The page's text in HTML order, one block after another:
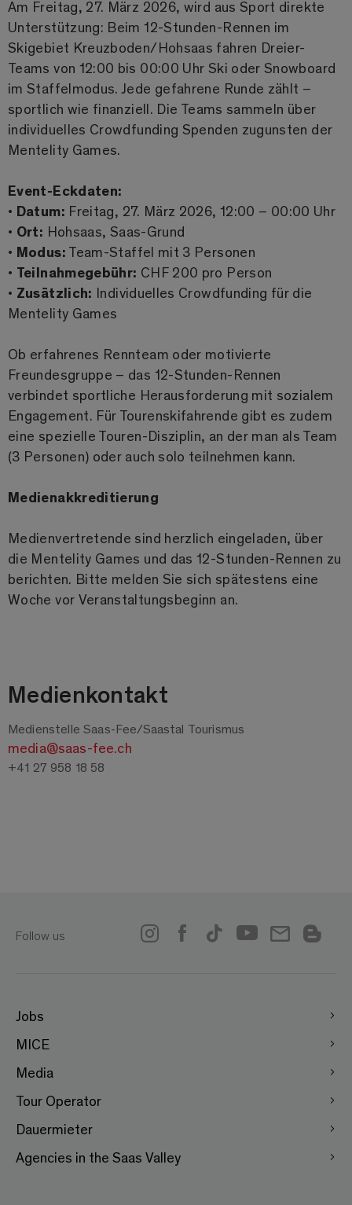
Am Freitag, 27. März 2026, wird aus Sport direkte
Unterstützung: Beim 12-Stunden-Rennen im
Skigebiet Kreuzboden/Hohsaas fahren Dreier-
Teams von 12:00 bis 00:00 Uhr Ski oder Snowboard
im Staffelmodus. Jede gefahrene Runde zählt –
sportlich wie finanziell. Die Teams sammeln über
individuelles Crowdfunding Spenden zugunsten der
Mentelity Games.
Event-Eckdaten:
• Datum: Freitag, 27. März 2026, 12:00 – 00:00 Uhr
• Ort: Hohsaas, Saas-Grund
• Modus: Team-Staffel mit 3 Personen
• Teilnahmegebühr: CHF 200 pro Person
• Zusätzlich: Individuelles Crowdfunding für die
Mentelity Games
Ob erfahrenes Rennteam oder motivierte
Freundesgruppe – das 12-Stunden-Rennen
verbindet sportliche Herausforderung mit sozialem
Engagement. Für Tourenskifahrende gibt es zudem
eine spezielle Touren-Disziplin, an der man als Team
(3 Personen) oder auch solo teilnehmen kann.
Medienakkreditierung
Medienvertretende sind herzlich eingeladen, über
die Mentelity Games und das 12-Stunden-Rennen zu
berichten. Bitte melden Sie sich spätestens eine
Woche vor Veranstaltungsbeginn an.
Medienkontakt
Medienstelle Saas-Fee/Saastal Tourismus
media@saas-fee.ch
+41 27 958 18 58
Follow us
Jobs
MICE
Media
Tour Operator
Dauermieter
Agencies in the Saas Valley